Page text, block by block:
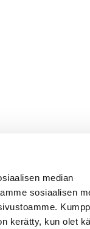
median
sosiaalisen
kerätty, kun olet